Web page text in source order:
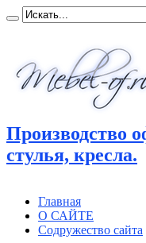
Производство
стулья, кресла.
Главная
О САЙТЕ
Содружество сайта